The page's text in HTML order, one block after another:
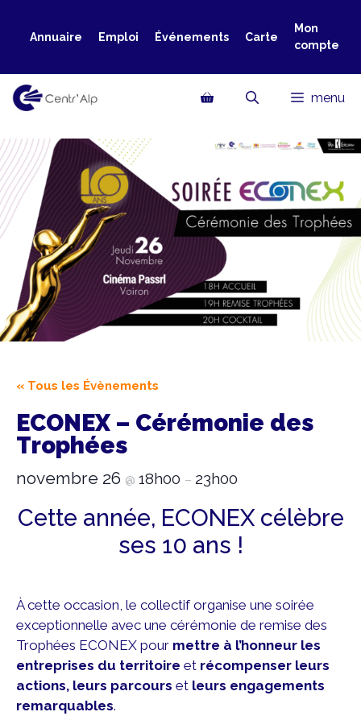
Annuaire Emploi Événements Carte
Mon
compte
menu
« Tous les Évènements
ECONEX – Cérémonie des
Trophées
novembre 26 @ 18h00 – 23h00
Cette année, ECONEX célèbre
ses 10 ans !
À cette occasion, le collectif organise une soirée
exceptionnelle avec une cérémonie de remise des
Trophées ECONEX pour mettre à l’honneur les
entreprises du territoire et récompenser leurs
actions, leurs parcours et leurs engagements
remarquables.